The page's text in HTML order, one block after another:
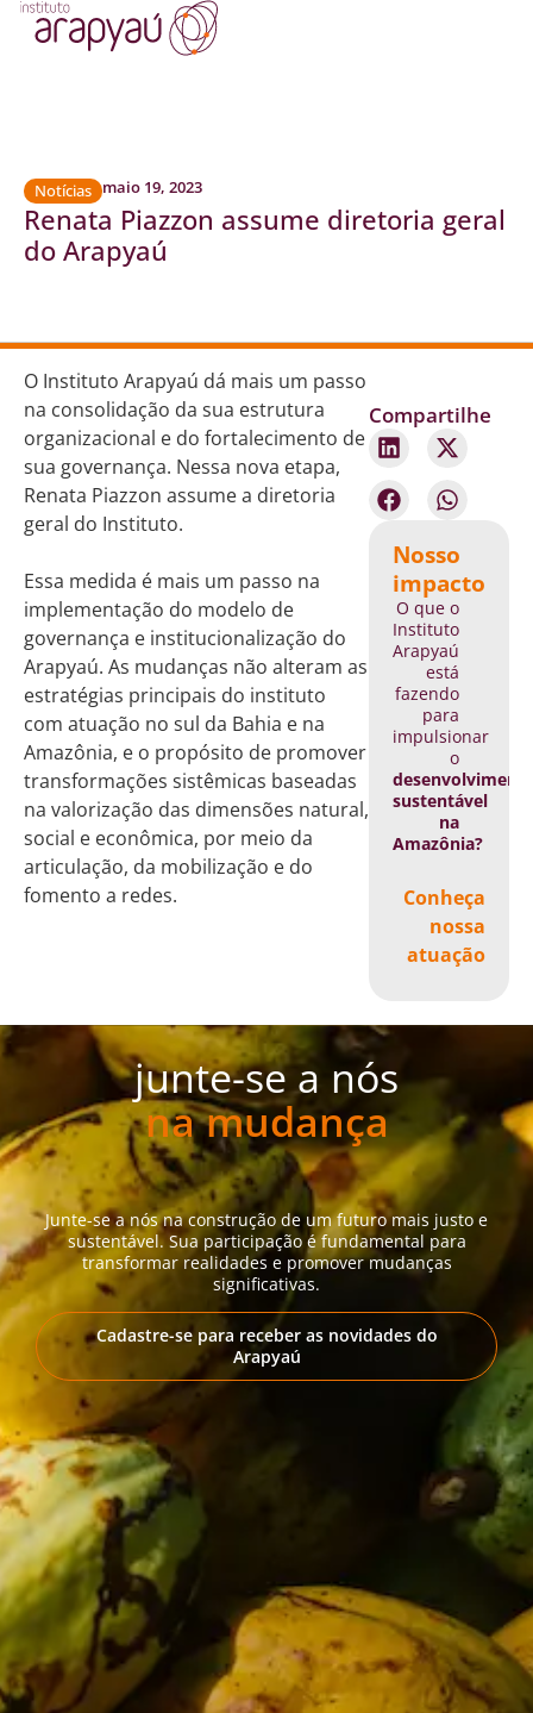
Notícias maio 19, 2023
Renata Piazzon assume diretoria geral
do Arapyaú
Compartilhe
Nosso
impacto
O que o
Instituto
Arapyaú
está
fazendo
para
impulsionar
o
sustentável
na
Amazônia?
Conheça
nossa
atuação
O Instituto Arapyaú dá mais um passo
na consolidação da sua estrutura
organizacional e do fortalecimento de
sua governança. Nessa nova etapa,
Renata Piazzon assume a diretoria
geral do Instituto.
Essa medida é mais um passo na
implementação do modelo de
governança e institucionalização do
Arapyaú. As mudanças não alteram as
estratégias principais do instituto
com atuação no sul da Bahia e na
Amazônia, e o propósito de promover
transformações sistêmicas baseadas
na valorização das dimensões natural,
social e econômica, por meio da
articulação, da mobilização e do
fomento a redes.
junte-se a nós
na mudança
Junte-se a nós na construção de um futuro mais justo e
sustentável. Sua participação é fundamental para
transformar realidades e promover mudanças
significativas.
Cadastre-se para receber as novidades do
Arapyaú